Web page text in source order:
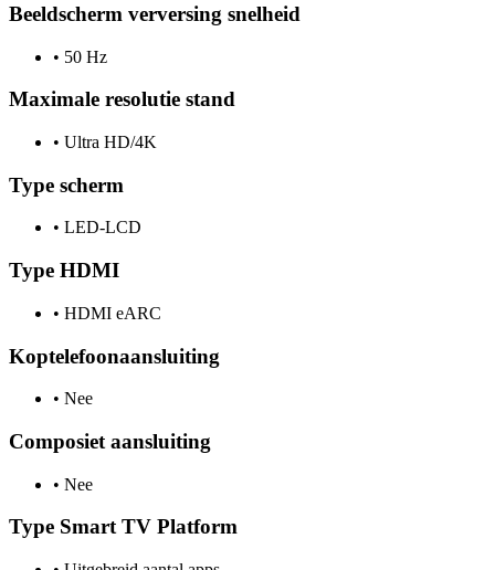
Beeldscherm verversing snelheid
• 50 Hz
Maximale resolutie stand
• Ultra HD/4K
Type scherm
• LED-LCD
Type HDMI
• HDMI eARC
Koptelefoonaansluiting
• Nee
Composiet aansluiting
• Nee
Type Smart TV Platform